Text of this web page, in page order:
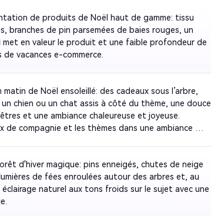
de produits de Noël haut de gamme: tissu
branches de pin parsemées de baies rouges, un
en valeur le produit et une faible profondeur de
vacances e-commerce.
matin de Noël ensoleillé: des cadeaux sous l’arbre,
chien ou un chat assis à côté du thème, une douce
et une ambiance chaleureuse et joyeuse.
de compagnie et les thèmes dans une ambiance
d'hiver magique: pins enneigés, chutes de neige
de fées enroulées autour des arbres et, au
éclairage naturel aux tons froids sur le sujet avec une